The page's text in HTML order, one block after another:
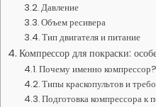
Давление
Объем ресивера
Тип двигателя и питание
Компрессор для покраски:
Почему именно компрессор?
Типы краскопультов и
Подготовка компрессора к